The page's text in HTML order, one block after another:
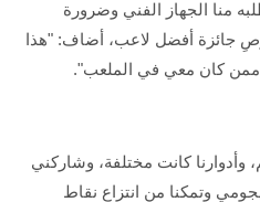
منا الجهاز الفني وضرورة
جائزة أفضل لاعب، أضاف: "هذا
ممن كان معي في الملعب".
وأدوارنا كانت مختلفة، وشاركني
وتمكنا من انتزاع نقاط